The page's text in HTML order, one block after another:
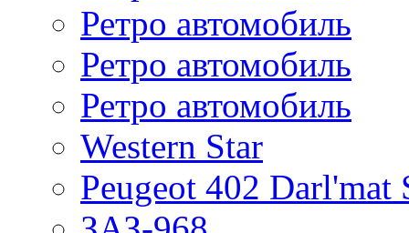
Ретро автомобиль
Ретро автомобиль
Ретро автомобиль
Western Star
Peugeot 402 Darl'mat